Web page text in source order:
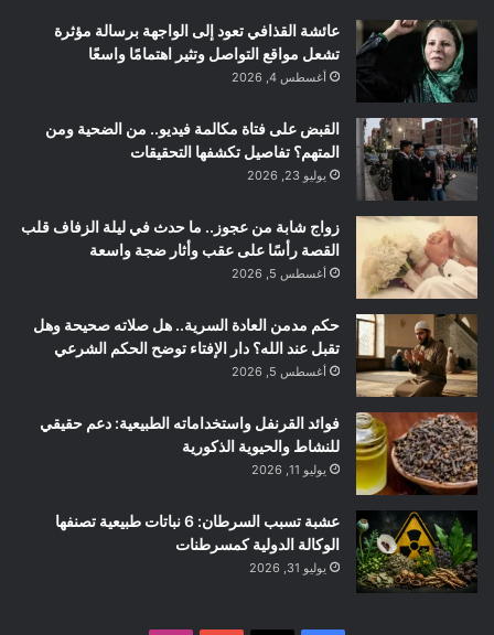
عائشة القذافي تعود إلى الواجهة برسالة مؤثرة
تشعل مواقع التواصل وتثير اهتمامًا واسعًا
أغسطس 4, 2026
القبض على فتاة مكالمة فيديو.. من الضحية ومن
المتهم؟ تفاصيل تكشفها التحقيقات
يوليو 23, 2026
زواج شابة من عجوز.. ما حدث في ليلة الزفاف قلب
القصة رأسًا على عقب وأثار ضجة واسعة
أغسطس 5, 2026
حكم مدمن العادة السرية.. هل صلاته صحيحة وهل
تقبل عند الله؟ دار الإفتاء توضح الحكم الشرعي
أغسطس 5, 2026
فوائد القرنفل واستخداماته الطبيعية: دعم حقيقي
للنشاط والحيوية الذكورية
يوليو 11, 2026
عشبة تسبب السرطان: 6 نباتات طبيعية تصنفها
الوكالة الدولية كمسرطنات
يوليو 31, 2026